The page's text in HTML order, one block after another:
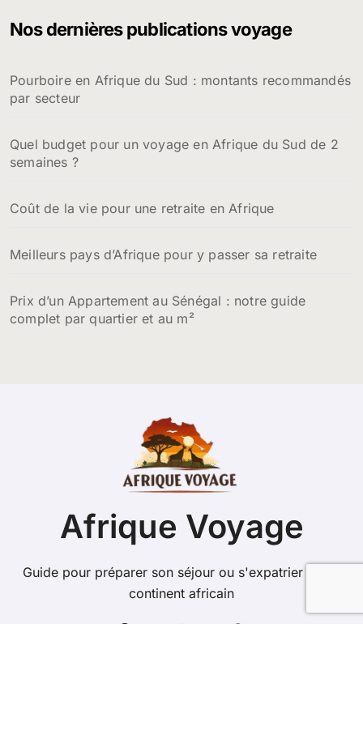
Nos dernières publications voyage
Pourboire en Afrique du Sud : montants recommandés
par secteur
Quel budget pour un voyage en Afrique du Sud de 2
semaines ?
Coût de la vie pour une retraite en Afrique
Meilleurs pays d’Afrique pour y passer sa retraite
Prix d’un Appartement au Sénégal : notre guide
complet par quartier et au m²
Afrique Voyage
Guide pour préparer son séjour ou s'expatrier sur le
continent africain